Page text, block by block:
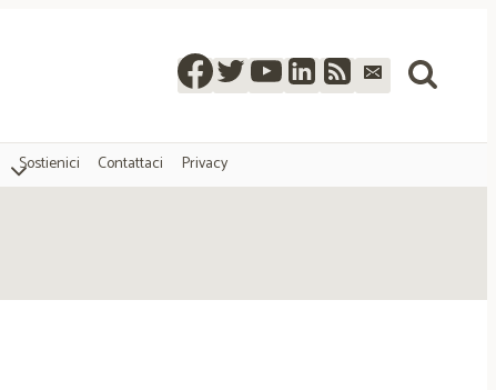
Sostienici Contattaci Privacy